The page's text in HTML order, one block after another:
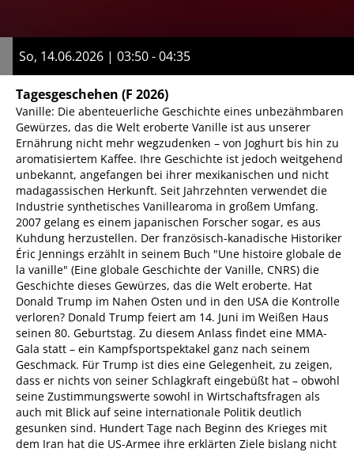
So, 14.06.2026 | 03:50 - 04:35
Tagesgeschehen (F 2026)
Vanille: Die abenteuerliche Geschichte eines unbezähmbaren
Gewürzes, das die Welt eroberte Vanille ist aus unserer
Ernährung nicht mehr wegzudenken – von Joghurt bis hin zu
aromatisiertem Kaffee. Ihre Geschichte ist jedoch weitgehend
unbekannt, angefangen bei ihrer mexikanischen und nicht
madagassischen Herkunft. Seit Jahrzehnten verwendet die
Industrie synthetisches Vanillearoma in großem Umfang.
2007 gelang es einem japanischen Forscher sogar, es aus
Kuhdung herzustellen. Der französisch-kanadische Historiker
Éric Jennings erzählt in seinem Buch "Une histoire globale de
la vanille" (Eine globale Geschichte der Vanille, CNRS) die
Geschichte dieses Gewürzes, das die Welt eroberte. Hat
Donald Trump im Nahen Osten und in den USA die Kontrolle
verloren? Donald Trump feiert am 14. Juni im Weißen Haus
seinen 80. Geburtstag. Zu diesem Anlass findet eine MMA-
Gala statt – ein Kampfsportspektakel ganz nach seinem
Geschmack. Für Trump ist dies eine Gelegenheit, zu zeigen,
dass er nichts von seiner Schlagkraft eingebüßt hat – obwohl
seine Zustimmungswerte sowohl in Wirtschaftsfragen als
auch mit Blick auf seine internationale Politik deutlich
gesunken sind. Hundert Tage nach Beginn des Krieges mit
dem Iran hat die US-Armee ihre erklärten Ziele bislang nicht